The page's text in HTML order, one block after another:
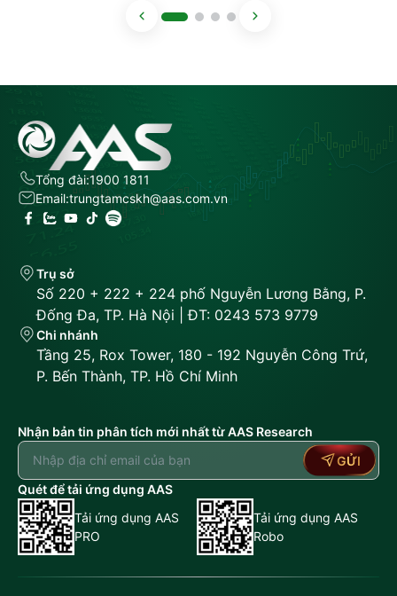
Tổng đài:1900 1811
Email:trungtamcskh@aas.com.vn
Trụ sở
Số 220 + 222 + 224 phố Nguyễn Lương Bằng, P.
Đống Đa, TP. Hà Nội | ĐT: 0243 573 9779
Chi nhánh
Tầng 25, Rox Tower, 180 - 192 Nguyễn Công Trứ,
P. Bến Thành, TP. Hồ Chí Minh
Nhận bản tin phân tích mới nhất từ AAS Research
GỬI
Quét để tải ứng dụng AAS
Tải ứng dụng AAS
PRO
Tải ứng dụng AAS
Robo